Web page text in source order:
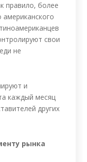
правило, более
свои
не
и
каждый месяц
других
рынка